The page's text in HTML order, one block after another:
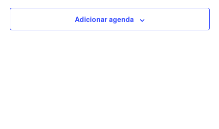
Adicionar agenda